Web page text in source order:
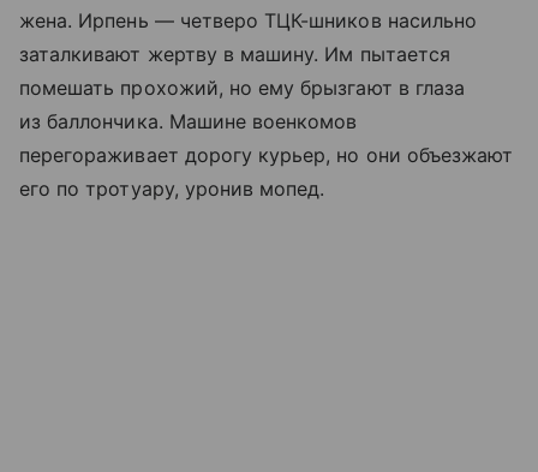
жена. Ирпень — четверо ТЦК-шников насильно
заталкивают жертву в машину. Им пытается
помешать прохожий, но ему брызгают в глаза
из баллончика. Машине военкомов
перегораживает дорогу курьер, но они объезжают
его по тротуару, уронив мопед.